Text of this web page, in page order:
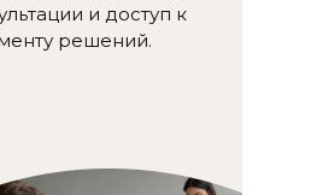
и доступ к
решений.